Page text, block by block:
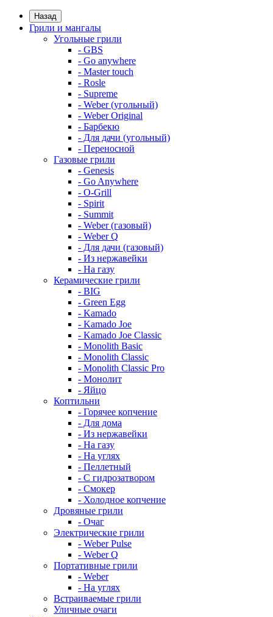
Назад
Грили и мангалы
Угольные грили
- GBS
- Go anywhere
- Master touch
- Rosle
- Supreme
- Weber (угольный)
- Weber Original
- Барбекю
- Для дачи (угольный)
- Переносной
Газовые грили
- Genesis
- Go Anywhere
- O-Grill
- Spirit
- Summit
- Weber (газовый)
- Weber Q
- Для дачи (газовый)
- Из нержавейки
- На газу
Керамические грили
- BIG
- Green Egg
- Kamado
- Kamado Joe
- Kamado Joe Classic
- Monolith Basic
- Monolith Classic
- Monolith Classic Pro
- Монолит
- Яйцо
Коптильни
- Горячее копчение
- Для дома
- Из нержавейки
- На газу
- На углях
- Пеллетный
- С гидрозатвором
- Смокер
- Холодное копчение
Дровяные грили
- Очаг
Электрические грили
- Weber Pulse
- Weber Q
Портативные грили
- Weber
- На углях
Встраиваемые грили
Уличные очаги